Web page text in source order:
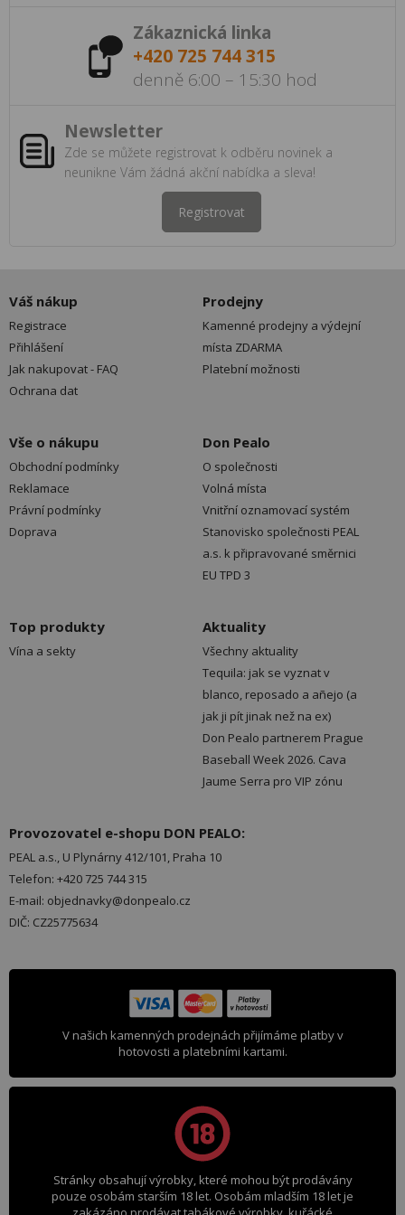
Zákaznická linka
+420 725 744 315
denně 6:00 – 15:30 hod
Newsletter
Zde se můžete registrovat k odběru novinek a
neunikne Vám žádná akční nabídka a sleva!
Registrovat
Váš nákup
Registrace
Přihlášení
Jak nakupovat - FAQ
Ochrana dat
Prodejny
Kamenné prodejny a výdejní
místa ZDARMA
Platební možnosti
Vše o nákupu
Obchodní podmínky
Reklamace
Právní podmínky
Doprava
Don Pealo
O společnosti
Volná místa
Vnitřní oznamovací systém
Stanovisko společnosti PEAL
a.s. k připravované směrnici
EU TPD 3
Top produkty
Vína a sekty
Aktuality
Všechny aktuality
Tequila: jak se vyznat v
blanco, reposado a añejo (a
jak ji pít jinak než na ex)
Don Pealo partnerem Prague
Baseball Week 2026. Cava
Jaume Serra pro VIP zónu
Provozovatel e-shopu DON PEALO:
PEAL a.s., U Plynárny 412/101, Praha 10
Telefon: +420 725 744 315
E-mail: objednavky@donpealo.cz
DIČ: CZ25775634
V našich kamenných prodejnách přijímáme platby v
hotovosti a platebními kartami.
Stránky obsahují výrobky, které mohou být prodávány
pouze osobám starším 18 let. Osobám mladším 18 let je